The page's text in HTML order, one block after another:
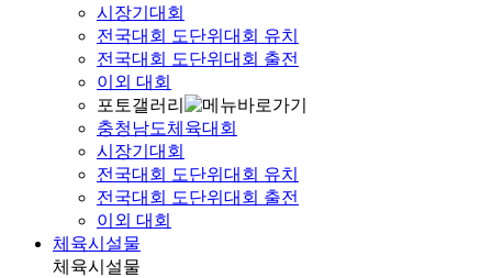
시장기대회
전국대회 도단위대회 유치
전국대회 도단위대회 출전
이외 대회
포토갤러리
충청남도체육대회
시장기대회
전국대회 도단위대회 유치
전국대회 도단위대회 출전
이외 대회
체육시설물
체육시설물